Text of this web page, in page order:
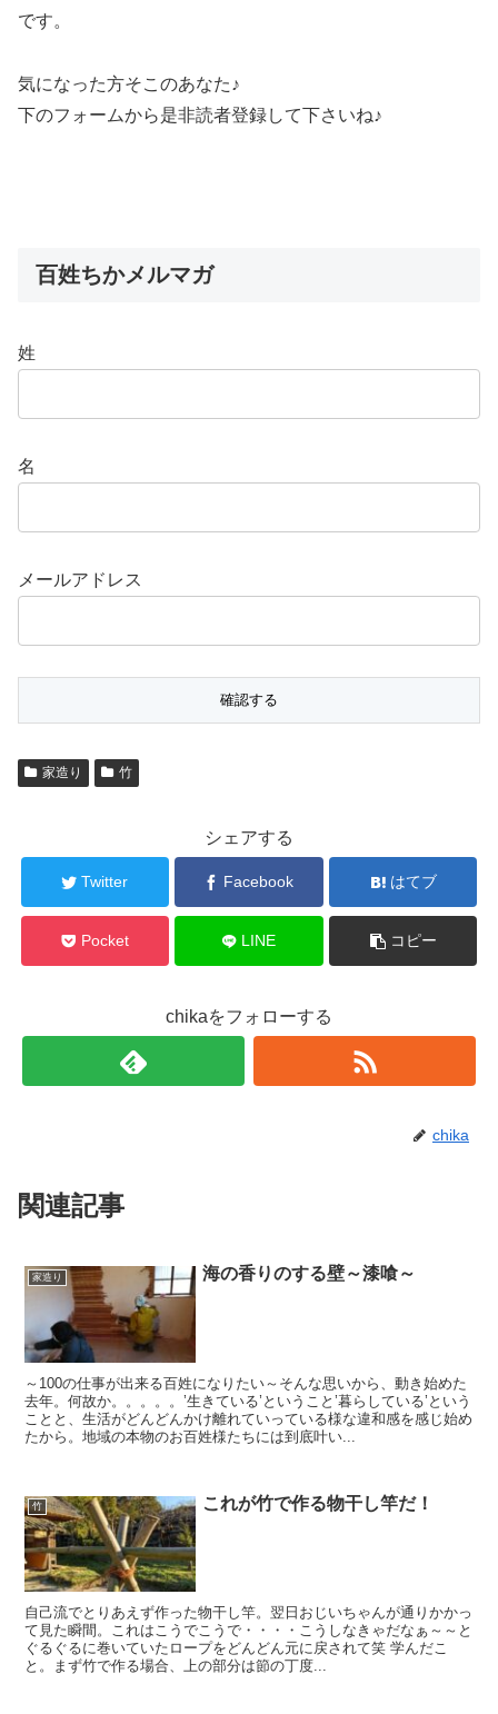
です。
気になった方そこのあなた♪
下のフォームから是非読者登録して下さいね♪
百姓ちかメルマガ
姓
名
メールアドレス
家造り 竹
シェアする
Twitter Facebook はてブ
Pocket LINE コピー
chikaをフォローする
chika
関連記事
家造り 海の香りのする壁～漆喰～
～100の仕事が出来る百姓になりたい～そんな思いから、動き始めた
去年。何故か。。。。。’生きている’ということ’暮らしている’という
ことと、生活がどんどんかけ離れていっている様な違和感を感じ始め
たから。地域の本物のお百姓様たちには到底叶い...
竹 これが竹で作る物干し竿だ！
自己流でとりあえず作った物干し竿。翌日おじいちゃんが通りかかっ
て見た瞬間。これはこうでこうで・・・・こうしなきゃだなぁ～～と
ぐるぐるに巻いていたロープをどんどん元に戻されて笑 学んだこ
と。まず竹で作る場合、上の部分は節の丁度...